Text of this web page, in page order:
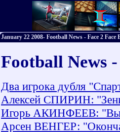
January 22 2008- Football News - Face 2 Face
Football News
Два игрока дубля
Алексей СПИРИН:
Игорь АКИНФЕЕВ:
Арсен ВЕНГЕР: